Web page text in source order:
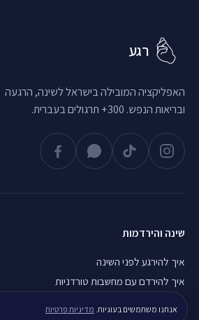
רגע
האפליקציה המובילה בישראל לשינה, הרגעה
ובריאות הנפש. 300+ תרגולים בעברית.
שינה והירדמות
איך להירגע לפני השינה
איך להירדם עם מחשבות טורדניות
חוסר שינה כרוני, מה עושים
אנחנו משתמשים בעוגיות. מדיניות פרטיות